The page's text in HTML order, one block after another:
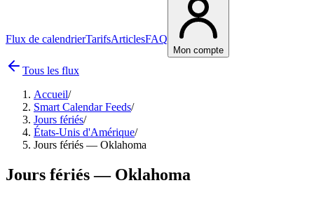
Flux de calendrierTarifsArticlesFAQ
Mon compte
Tous les flux
Accueil/
Smart Calendar Feeds/
Jours fériés/
États-Unis d'Amérique/
Jours fériés — Oklahoma
Jours fériés — Oklahoma